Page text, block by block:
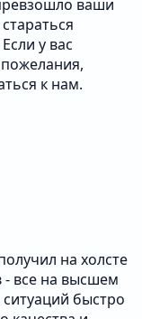
ваши
у вас
к нам.
на холсте
- все на высшем
быстро